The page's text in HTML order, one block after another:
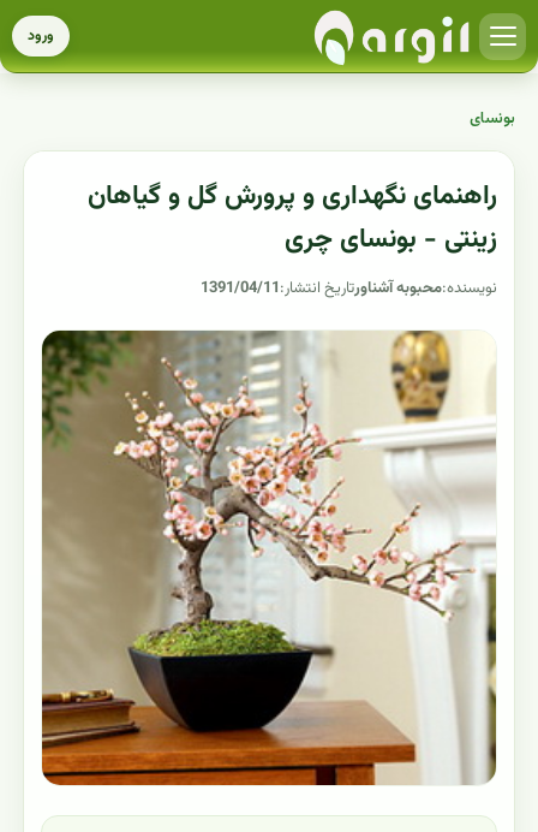
ورود
بونسای
راهنمای نگهداری و پرورش گل و گیاهان
زینتی - بونسای چری
نویسنده:محبوبه آشناورتاریخ انتشار:1391/04/11